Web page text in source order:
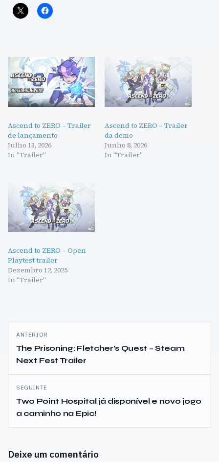
Ascend to ZERO – Trailer
de lançamento
Julho 13, 2026
In "Trailer"
Ascend to ZERO – Trailer
da demo
Junho 8, 2026
In "Trailer"
Ascend to ZERO – Open
Playtest trailer
Dezembro 12, 2025
In "Trailer"
Navegação
de
artigos
ANTERIOR
The Prisoning: Fletcher’s Quest – Steam
Next Fest Trailer
SEGUINTE
Two Point Hospital já disponível e novo jogo
a caminho na Epic!
Deixe um comentário